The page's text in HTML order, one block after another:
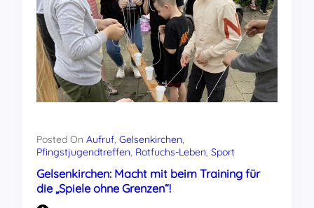
Posted On Aufruf, Gelsenkirchen
Pfingstjugendtreffen, Rotfuchs-Leben, Sport
Gelsenkirchen: Macht mit beim Training für
die „Spiele ohne Grenzen“!